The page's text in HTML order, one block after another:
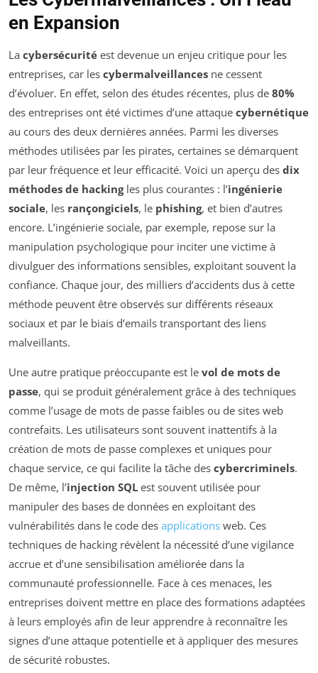
en Expansion
La cybersécurité est devenue un enjeu critique pour les
entreprises, car les cybermalveillances ne cessent
d’évoluer. En effet, selon des études récentes, plus de 80%
des entreprises ont été victimes d’une attaque cybernétique
au cours des deux dernières années. Parmi les diverses
méthodes utilisées par les pirates, certaines se démarquent
par leur fréquence et leur efficacité. Voici un aperçu des dix
méthodes de hackingles plus courantes : l’ingénierie
sociale, les rançongiciels, le phishing, et bien d’autres
encore. L’ingénierie sociale, par exemple, repose sur la
manipulation psychologique pour inciter une victime à
divulguer des informations sensibles, exploitant souvent la
confiance. Chaque jour, des milliers d’accidents dus à cette
méthode peuvent être observés sur différents réseaux
sociaux et par le biais d’emails transportant des liens
malveillants.
Une autre pratique préoccupante est le vol de mots de
passe, qui se produit généralement grâce à des techniques
comme l’usage de mots de passe faibles ou de sites web
contrefaits. Les utilisateurs sont souvent inattentifs à la
création de mots de passe complexes et uniques pour
chaque service, ce qui facilite la tâche des cybercriminels.
De même, l’injection SQL est souvent utilisée pour
manipuler des bases de données en exploitant des
vulnérabilités dans le code des applications web. Ces
techniques de hacking révèlent la nécessité d’une vigilance
accrue et d’une sensibilisation améliorée dans la
communauté professionnelle. Face à ces menaces, les
entreprises doivent mettre en place des formations adaptées
à leurs employés afin de leur apprendre à reconnaître les
signes d’une attaque potentielle et à appliquer des mesures
de sécurité robustes.